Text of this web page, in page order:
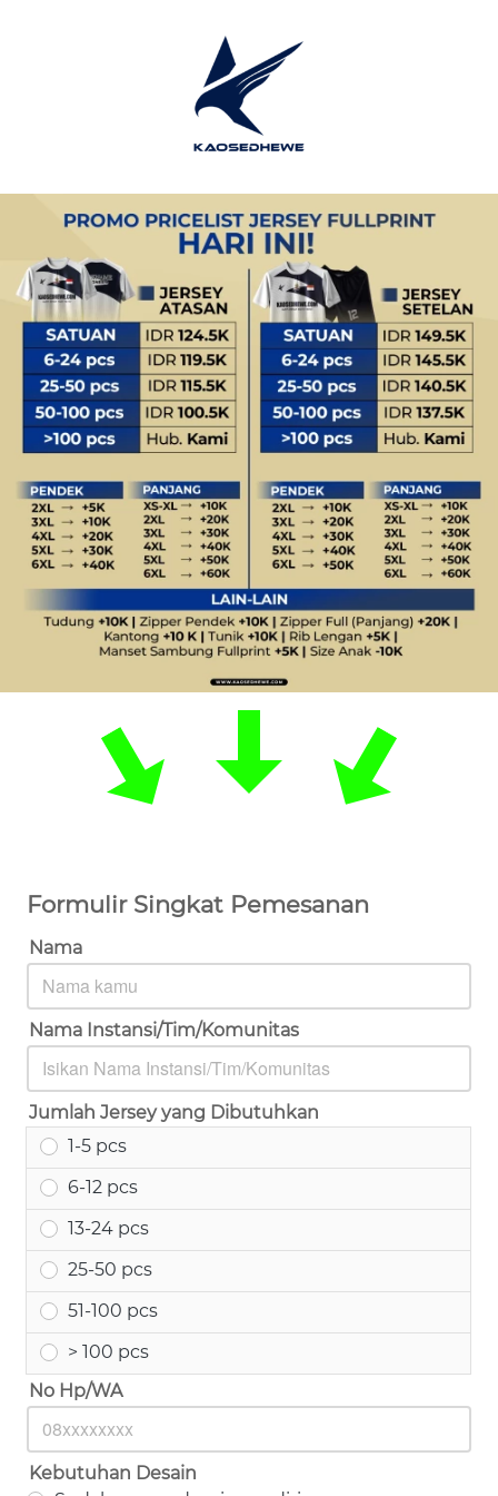
Formulir Singkat Pemesanan
Nama
Nama Instansi/Tim/Komunitas
Jumlah Jersey yang Dibutuhkan
1-5 pcs
6-12 pcs
13-24 pcs
25-50 pcs
51-100 pcs
> 100 pcs
No Hp/WA
Kebutuhan Desain